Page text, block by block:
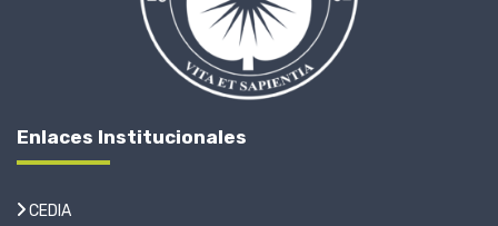
Enlaces Institucionales
CEDIA